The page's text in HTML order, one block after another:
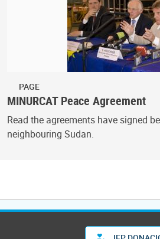
PAGE
MINURCAT Peace Agreement
Read the agreements have signed
neighbouring Sudan.